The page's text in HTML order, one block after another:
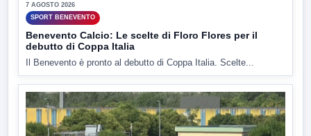
7 AGOSTO 2026
SPORT BENEVENTO
Benevento Calcio: Le scelte di Floro Flores per il
debutto di Coppa Italia
Il Benevento è pronto al debutto di Coppa Italia. Scelte...